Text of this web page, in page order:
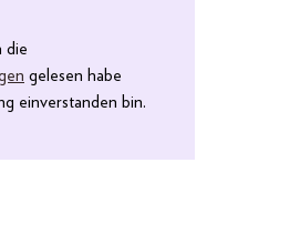
die
gelesen habe
einverstanden bin.